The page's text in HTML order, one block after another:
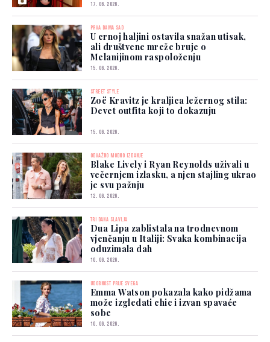
17. 06. 2026.
PRVA DAMA SAD
U crnoj haljini ostavila snažan utisak,
ali društvene mreže bruje o
Melanijinom raspoloženju
15. 06. 2026.
STREET STYLE
Zoë Kravitz je kraljica ležernog stila:
Devet outfita koji to dokazuju
15. 06. 2026.
ODVAŽNO MODNO IZDANJE
Blake Lively i Ryan Reynolds uživali u
večernjem izlasku, a njen stajling ukrao
je svu pažnju
12. 06. 2026.
TRI DANA SLAVLJA
Dua Lipa zablistala na trodnevnom
vjenčanju u Italiji: Svaka kombinacija
oduzimala dah
10. 06. 2026.
UDOBNOST PRIJE SVEGA
Emma Watson pokazala kako pidžama
može izgledati chic i izvan spavaće
sobe
10. 06. 2026.